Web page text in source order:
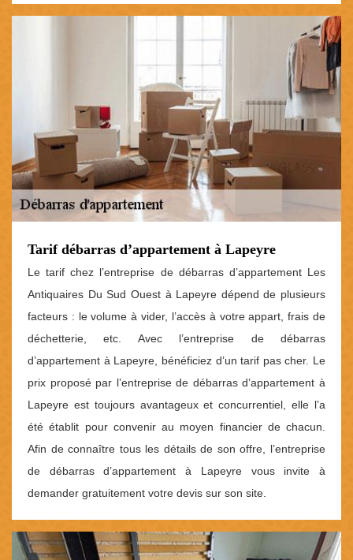
Tarif débarras d’appartement à Lapeyre
Le tarif chez l’entreprise de débarras d’appartement Les
Antiquaires Du Sud Ouest à Lapeyre dépend de plusieurs
facteurs : le volume à vider, l’accès à votre appart, frais de
déchetterie, etc. Avec l’entreprise de débarras
d’appartement à Lapeyre, bénéficiez d’un tarif pas cher. Le
prix proposé par l’entreprise de débarras d’appartement à
Lapeyre est toujours avantageux et concurrentiel, elle l’a
été établit pour convenir au moyen financier de chacun.
Afin de connaître tous les détails de son offre, l’entreprise
de débarras d’appartement à Lapeyre vous invite à
demander gratuitement votre devis sur son site.